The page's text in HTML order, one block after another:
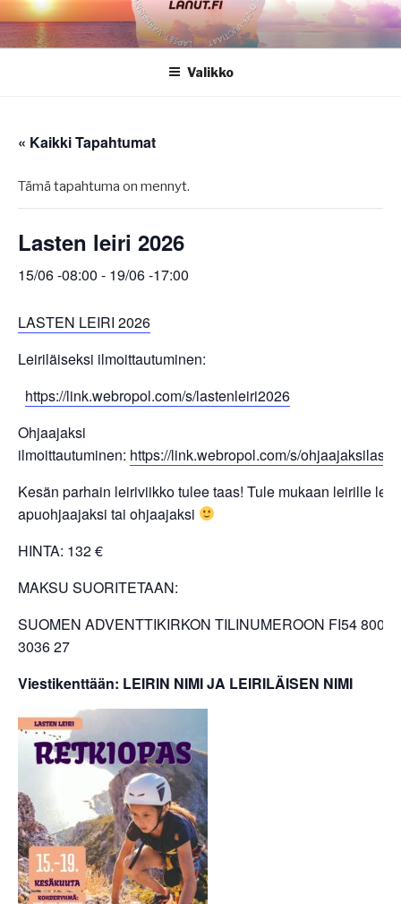
Siirry
sisältöön
Valikko
« Kaikki Tapahtumat
Tämä tapahtuma on mennyt.
Lasten leiri 2026
15/06 -08:00 - 19/06 -17:00
LASTEN LEIRI 2026
Leiriläiseksi ilmoittautuminen:
https://link.webropol.com/s/lastenleiri2026
Ohjaajaksi
ilmoittautuminen: https://link.webropol.com/s/
Kesän parhain leiriviikko tulee taas! Tule mukaan leirille
apuohjaajaksi tai ohjaajaksi
HINTA: 132 €
MAKSU SUORITETAAN:
SUOMEN ADVENTTIKIRKON TILINUMEROON FI54 8000
3036 27
Viestikenttään: LEIRIN NIMI JA LEIRILÄISEN NIMI